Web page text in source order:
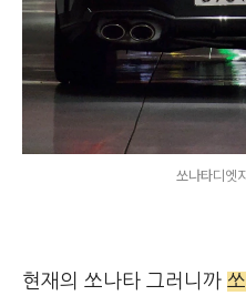
쏘나타디엣
현재의 쏘나타 그러니까